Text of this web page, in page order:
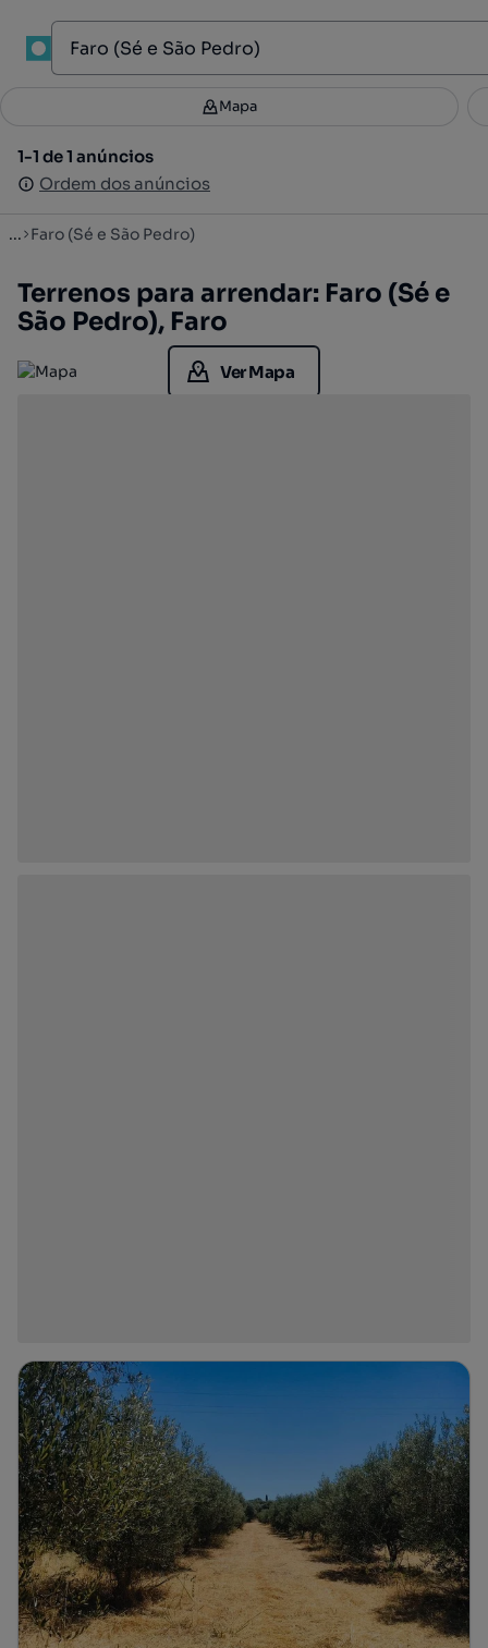
Filtros 3
1-1 de 1 anúncios
Ordem dos anúncios
Mapa
1-1 de 1 anúncios
Ordem dos anúncios
... Faro (Sé e São Pedro)
Terrenos para arrendar: Faro (Sé e
São Pedro), Faro
Ver Mapa